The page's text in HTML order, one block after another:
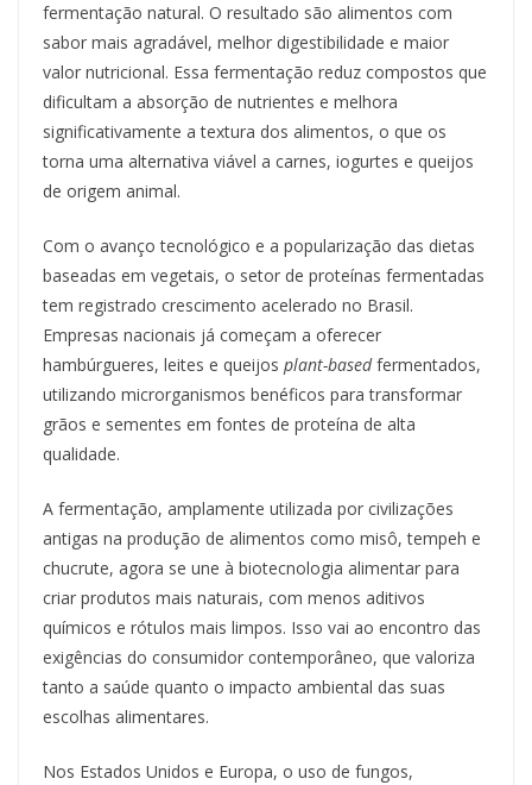
fermentação natural. O resultado são alimentos com
sabor mais agradável, melhor digestibilidade e maior
valor nutricional. Essa fermentação reduz compostos que
dificultam a absorção de nutrientes e melhora
significativamente a textura dos alimentos, o que os
torna uma alternativa viável a carnes, iogurtes e queijos
de origem animal.
Com o avanço tecnológico e a popularização das dietas
baseadas em vegetais, o setor de proteínas fermentadas
tem registrado crescimento acelerado no Brasil.
Empresas nacionais já começam a oferecer
hambúrgueres, leites e queijos plant-basedfermentados,
utilizando microrganismos benéficos para transformar
grãos e sementes em fontes de proteína de alta
qualidade.
A fermentação, amplamente utilizada por civilizações
antigas na produção de alimentos como misô, tempeh e
chucrute, agora se une à biotecnologia alimentar para
criar produtos mais naturais, com menos aditivos
químicos e rótulos mais limpos. Isso vai ao encontro das
exigências do consumidor contemporâneo, que valoriza
tanto a saúde quanto o impacto ambiental das suas
escolhas alimentares.
Nos Estados Unidos e Europa, o uso de fungos,